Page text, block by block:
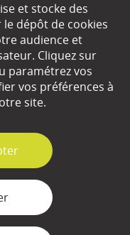
?
et stocke des
dépôt de cookies
audience et
Cliquez sur
paramétrez vos
vos préférences à
site.